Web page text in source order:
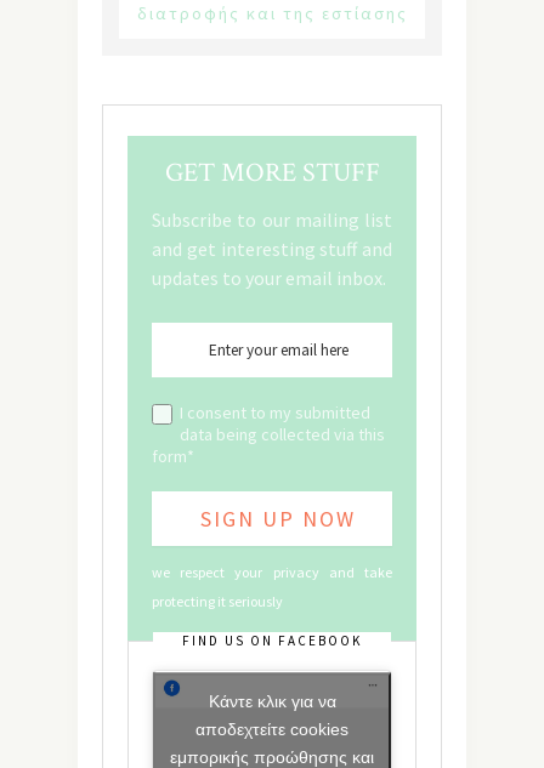
διατροφής και της εστίασης
GET MORE STUFF
Subscribe to our mailing list
and get interesting stuff and
updates to your email inbox.
I consent to my submitted
data being collected via this
form*
we respect your privacy and take
protecting it seriously
FIND US ON FACEBOOK
Κάντε κλικ για να
αποδεχτείτε cookies
εμπορικής προώθησης και